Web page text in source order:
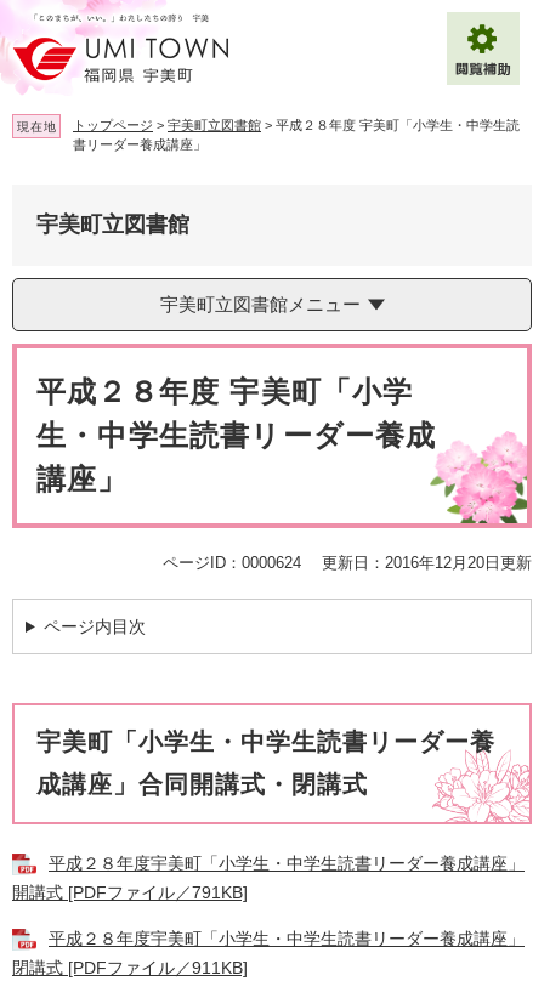
ー
ジ
の
先
頭
ニ
ュ
ー
を
飛
背景色変更
Multilingual（English・中文・한글）
現在地 トップページ > 宇美町立図書館 > 平成２８年度 宇美町「小学生・中学生読
書リーダー養成講座」
宇美町立図書館
宇美町立図書館メニュー
平成２８年度 宇美町「小学
生・中学生読書リーダー養成
講座」
ページID：0000624 更新日：2016年12月20日更新
ページ内目次
宇美町「小学生・中学生読書リーダー養
成講座」合同開講式・閉講式
平成２８年度宇美町「小学生・中学生読書リーダー養成講座」
開講式 [PDFファイル／791KB]
平成２８年度宇美町「小学生・中学生読書リーダー養成講座」
閉講式 [PDFファイル／911KB]